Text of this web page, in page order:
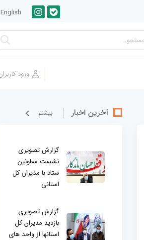
English
آخرین اخبار بيشتر
گزارش تصویری
نشست معاونین
ستاد با مدیران کل
استانی
گزارش تصویری
بازدید مدیران کل
استانها از واحد های